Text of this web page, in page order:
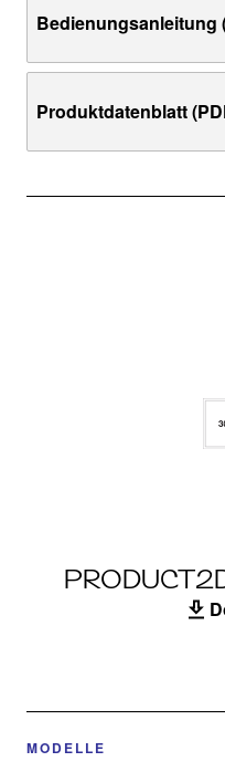
Bedienungsanleitung
Produktdatenblatt
MODELLE